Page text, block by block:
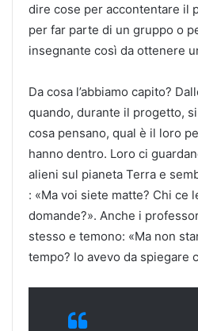
dire cose per accontentare il
per far parte di un gruppo o
insegnante così da ottenere
Da cosa l’abbiamo capito?
quando, durante il progetto,
cosa pensano, qual è il loro
hanno dentro. Loro ci
alieni sul pianeta Terra e
: «Ma voi siete matte? Chi ce
domande?». Anche i
stesso e temono: «Ma non
tempo? Io avevo da spiegare